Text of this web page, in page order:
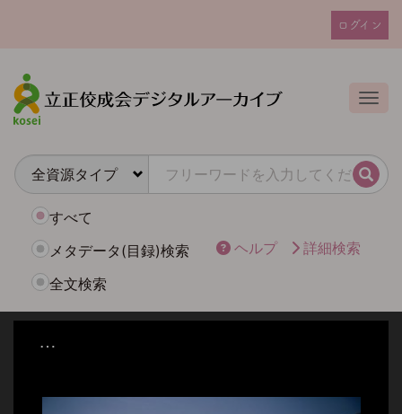
ン
テ
ン
ユ
カ
ウ
ト
ュ
ログイン
検索
すべて
メタデータ(目録)検索
全文検索
ヘルプ 詳細検索